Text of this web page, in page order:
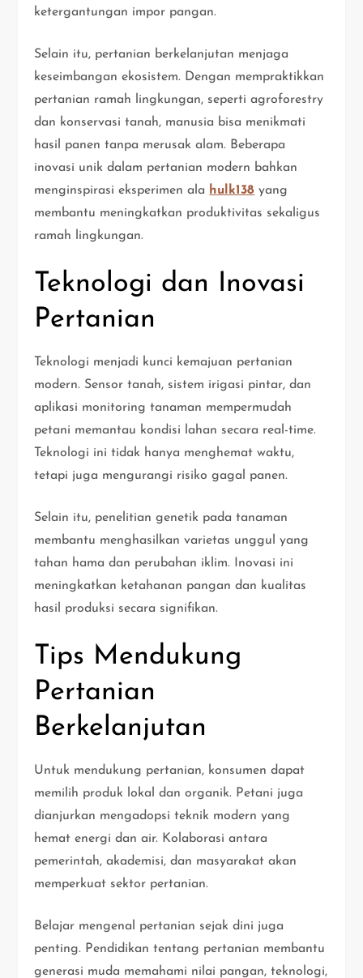
ketergantungan impor pangan.
Selain itu, pertanian berkelanjutan menjaga
keseimbangan ekosistem. Dengan mempraktikkan
pertanian ramah lingkungan, seperti agroforestry
dan konservasi tanah, manusia bisa menikmati
hasil panen tanpa merusak alam. Beberapa
inovasi unik dalam pertanian modern bahkan
menginspirasi eksperimen ala hulk138 yang
membantu meningkatkan produktivitas sekaligus
ramah lingkungan.
Teknologi dan Inovasi
Pertanian
Teknologi menjadi kunci kemajuan pertanian
modern. Sensor tanah, sistem irigasi pintar, dan
aplikasi monitoring tanaman mempermudah
petani memantau kondisi lahan secara real-time.
Teknologi ini tidak hanya menghemat waktu,
tetapi juga mengurangi risiko gagal panen.
Selain itu, penelitian genetik pada tanaman
membantu menghasilkan varietas unggul yang
tahan hama dan perubahan iklim. Inovasi ini
meningkatkan ketahanan pangan dan kualitas
hasil produksi secara signifikan.
Tips Mendukung
Pertanian
Berkelanjutan
Untuk mendukung pertanian, konsumen dapat
memilih produk lokal dan organik. Petani juga
dianjurkan mengadopsi teknik modern yang
hemat energi dan air. Kolaborasi antara
pemerintah, akademisi, dan masyarakat akan
memperkuat sektor pertanian.
Belajar mengenal pertanian sejak dini juga
penting. Pendidikan tentang pertanian membantu
generasi muda memahami nilai pangan, teknologi,